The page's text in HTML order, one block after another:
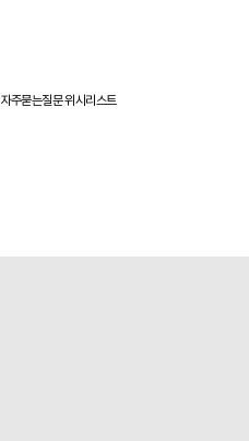
자주묻는질문위시리스트